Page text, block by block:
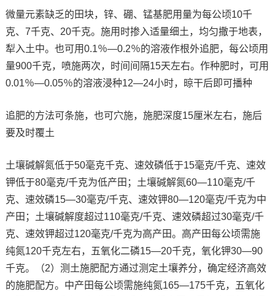
微量元素缺乏的田块，锌、硼、锰基肥用量为每公顷10千
克、7千克、20千克。施用时掺入适量细土，均匀撒于地表，
犁入土中。也可用0.1％—0.2％的溶液作根外追肥，每公顷用
量900千克，喷施两次，时间间隔15天左右。作种肥时，可用
0.01％—0.05％的溶液浸种12—24小时，晾干后即可播种
追肥的方法可条施，也可穴施，施肥深度15厘米左右，施后
要及时覆土
土壤碱解氮低于50毫克千克、速效磷低于15毫克/千克、速效
钾低于80毫克/千克为低产田；土壤碱解氮60—110毫克/千
克、速效磷15—30毫克/千克、速效钾80—120毫克/千克为中
产田；土壤碱解度超过110毫克/千克、速效磷超过30毫克/千
克、速效钾超过120毫克/千克为高产田。高产田每公顷需施
纯氮120千克左右，五氧化二磷15—20千克，氧化钾30—90
千克。（2）测土施肥配方通过测定土壤养分，确定经济高效
的施肥配方。中产田每公顷需施纯氮165—175千克，五氧化